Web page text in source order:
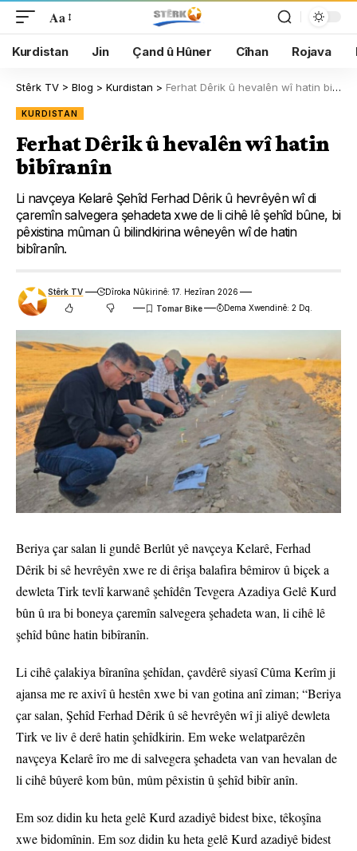
Aa
Kurdistan Jin Çand û Hûner Cîhan Rojava
Stêrk TV > Blog > Kurdistan > Ferhat Dêrik û hevalên wî hatin bibîranîn
KURDISTAN
Ferhat Dêrik û hevalên wî hatin
bibîranîn
Li navçeya Kelarê Şehîd Ferhad Dêrik û hevrêyên wî di
çaremîn salvegera şehadeta xwe de li cihê lê şehîd bûne, bi
pêxistina mûman û bilindkirina wêneyên wî de hatin
bibîranîn.
Stêrk TV
Dîroka Nûkirinê: 17. Hezîran 2026
Dema Xwendinê: 2 Dq.
Beriya çar salan li gundê Berlût yê navçeya Kelarê, Ferhad
Dêrik bi sê hevrêyên xwe re di êrişa balafira bêmirov û biçek a
dewleta Tirk tevlî karwanê şehîdên Tevgera Azadiya Gelê Kurd
bûn û ıra bi boneya çaremîn salvegera şehadeta wan, li cihê lê
şehîd bûne hatin bibîranîn.
Li cihê çalakiya bîranîna şehîdan, çavdêrê siyasî Cûma Kerîm ji
ajansa me re axivî û hestên xwe bi van gotina anî ziman; “Beriya
çar salan, Şehîd Ferhad Dêrik û sê hevrêyên wî ji aliyê dewleta
Tirk ve liv ê derê hatin şehîdkirin. Em weke welatparêzên
navçeya Kelarê îro me di salvegera şehadeta van van hevalan de
li cihê bûyerê kom bûn, mûm pêxistin û şehîd bibîr anîn.
Em soz didin ku heta gelê Kurd azadiyê bidest bixe, têkoşîna
xwe bidomînin. Em soz didin ku heta gelê Kurd azadiyê bidest